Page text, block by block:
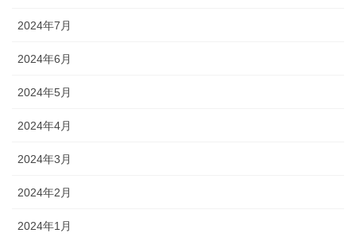
2024年7月
2024年6月
2024年5月
2024年4月
2024年3月
2024年2月
2024年1月